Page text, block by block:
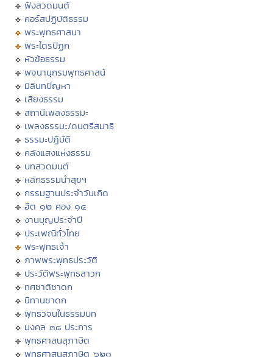
ฟังสวดมนต์
คอร์สปฏิบัติธรรม
พระพุทธศาสนา
พระไตรปิฏก
หัวข้อธรรม
พจนานุกรมพุทธศาสน์
มิลินทปัญหา
เสียงธรรม
สถานีเพลงธรรมะ
เพลงธรรมะ/ดนตรีสมาธิ
ธรรมะปฏิบัติ
คลังแสงแห่งธรรม
บทสวดมนต์
หลักธรรมนำสุขฯ
กรรมฐานประจำวันเกิด
ฮีต ๑๒ คอง ๑๔
งานบุญประจำปี
ประเพณีทั่วไทย
พระพุทธเจ้า
ภาพพระพุทธประวัติ
ประวัติพระพุทธสาวก
ทศชาติชาดก
นิทานชาดก
พุทธวจนในธรรมบท
มงคล ๓๘ ประการ
พุทธศาสนสุภาษิต
พุทธศาสนสุภาษิต ๖๒๑